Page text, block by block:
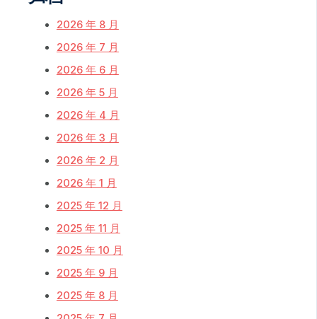
2026 年 8 月
2026 年 7 月
2026 年 6 月
2026 年 5 月
2026 年 4 月
2026 年 3 月
2026 年 2 月
2026 年 1 月
2025 年 12 月
2025 年 11 月
2025 年 10 月
2025 年 9 月
2025 年 8 月